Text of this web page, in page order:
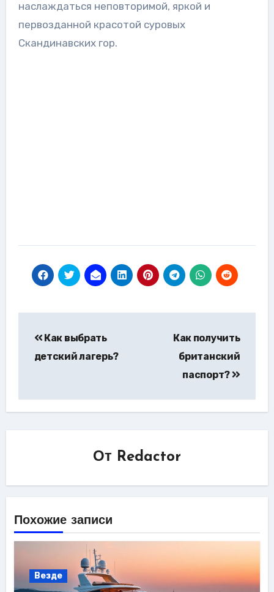
наслаждаться неповторимой, яркой и
первозданной красотой суровых
Скандинавских гор.
по
записям
Как выбрать
детский лагерь?
Как получить
британский
паспорт?
От Redactor
Похожие записи
Везде